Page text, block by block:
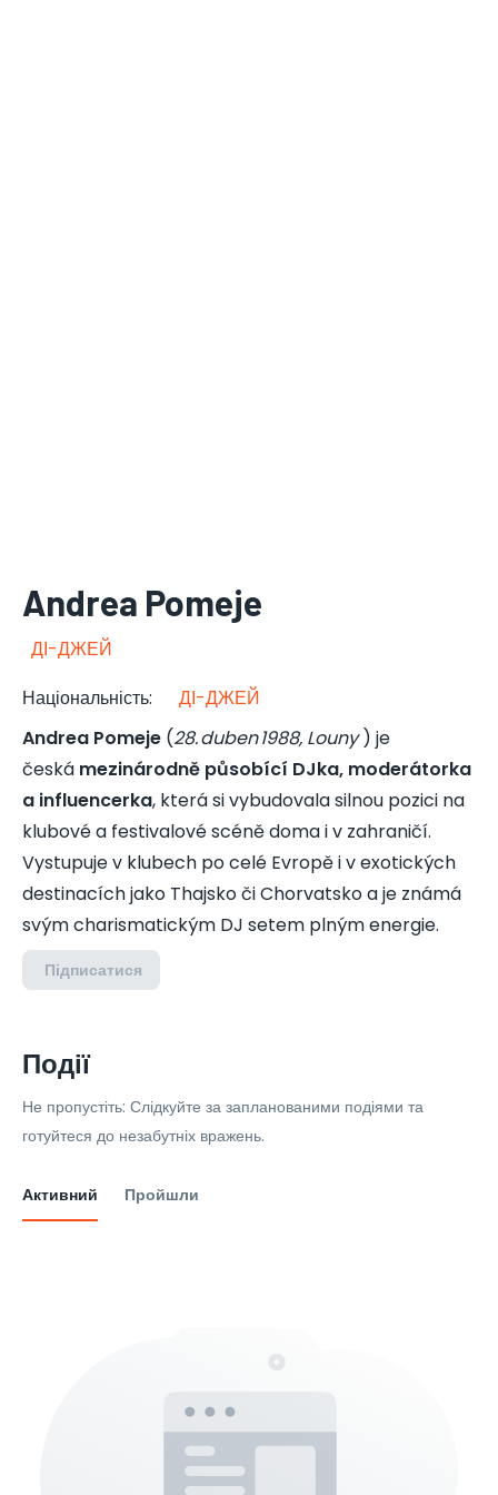
Andrea Pomeje
ДІ-ДЖЕЙ
Національність:
ДІ-ДЖЕЙ
Andrea Pomeje (28. duben 1988, Louny) je
česká mezinárodně působící DJka, moderátorka
a influencerka, která si vybudovala silnou pozici na
klubové a festivalové scéně doma i v zahraničí.
Vystupuje v klubech po celé Evropě i v exotických
destinacích jako Thajsko či Chorvatsko a je známá
svým charismatickým DJ setem plným energie.
Підписатися
Події
Не пропустіть: Слідкуйте за запланованими подіями та
готуйтеся до незабутніх вражень.
Активний Пройшли